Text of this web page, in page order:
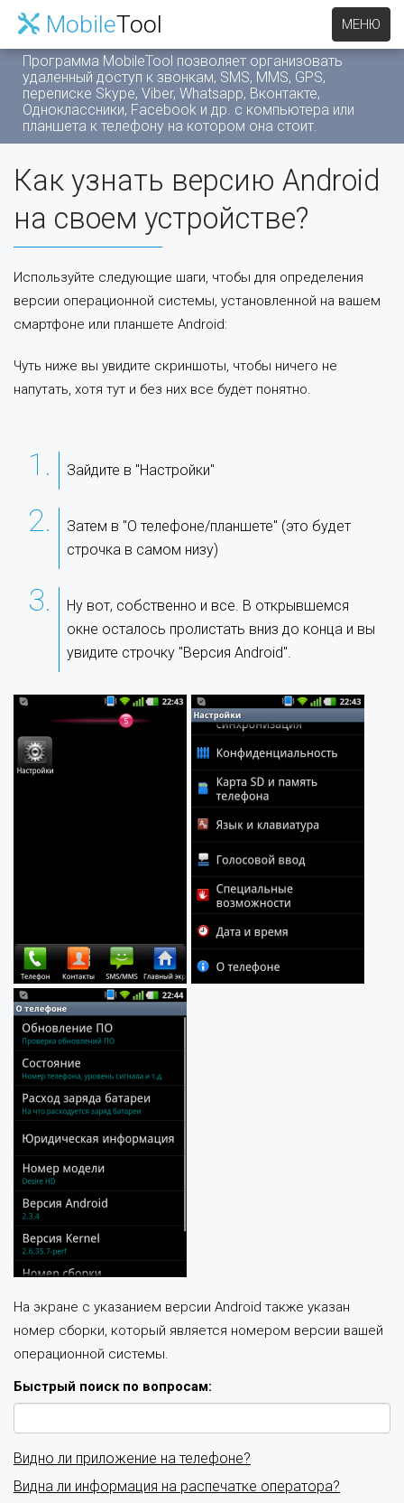
Программа MobileTool позволяет организовать
удаленный доступ к звонкам, SMS, MMS, GPS,
переписке Skype, Viber, Whatsapp, Вконтакте,
Одноклассники, Facebook и др. c компьютера или
планшета к телефону на котором она стоит.
МЕНЮ
MobileTool
Как узнать версию Android
на своем устройстве?
Используйте следующие шаги, чтобы для определения
версии операционной системы, установленной на вашем
смартфоне или планшете Android:
Чуть ниже вы увидите скриншоты, чтобы ничего не
напутать, хотя тут и без них все будет понятно.
Зайдите в "Настройки"
Затем в "О телефоне/планшете" (это будет
строчка в самом низу)
Ну вот, собственно и все. В открывшемся
окне осталось пролистать вниз до конца и вы
увидите строчку "Версия Android".
На экране с указанием версии Android также указан
номер сборки, который является номером версии вашей
операционной системы.
Быстрый поиск по вопросам:
Видно ли приложение на телефоне?
Видна ли информация на распечатке оператора?